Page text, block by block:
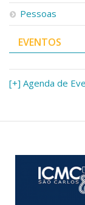
Outros
Comunicação
Assessorias e
Aplicativos e
Jornal da
Agenda de
Pessoas
EVENTOS
[+] Agenda de